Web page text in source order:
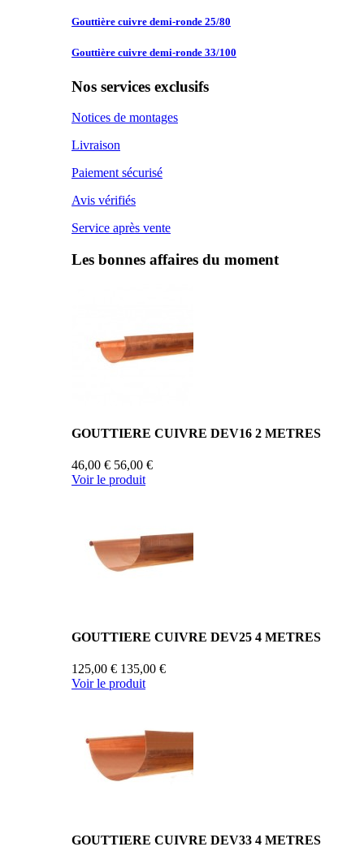
Gouttière cuivre demi-ronde 25/80
Gouttière cuivre demi-ronde 33/100
Nos services exclusifs
Notices de montages
Livraison
Paiement sécurisé
Avis vérifiés
Service après vente
Les bonnes affaires du moment
GOUTTIERE CUIVRE DEV16 2 METRES
46,00 € 56,00 €
Voir le produit
GOUTTIERE CUIVRE DEV25 4 METRES
125,00 € 135,00 €
Voir le produit
GOUTTIERE CUIVRE DEV33 4 METRES